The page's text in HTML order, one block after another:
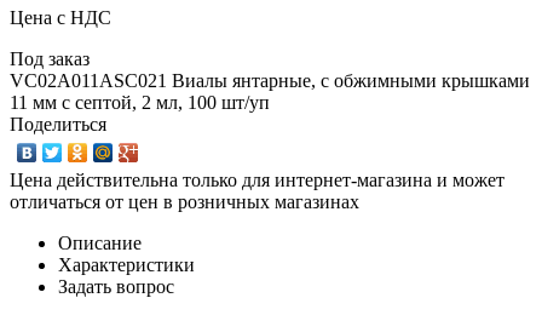
Цена с НДС
Под заказ
VC02A011ASC021 Виалы янтарные, с обжимными крышками
11 мм с септой, 2 мл, 100 шт/уп
Поделиться
Цена действительна только для интернет-магазина и может
отличаться от цен в розничных магазинах
Описание
Характеристики
Задать вопрос